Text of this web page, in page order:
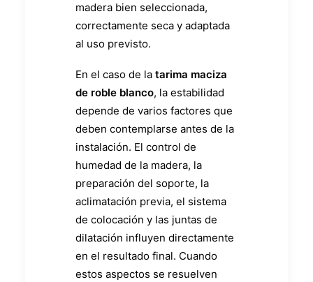
madera bien seleccionada,
correctamente seca y adaptada
al uso previsto.
En el caso de la tarima maciza
de roble blanco, la estabilidad
depende de varios factores que
deben contemplarse antes de la
instalación. El control de
humedad de la madera, la
preparación del soporte, la
aclimatación previa, el sistema
de colocación y las juntas de
dilatación influyen directamente
en el resultado final. Cuando
estos aspectos se resuelven